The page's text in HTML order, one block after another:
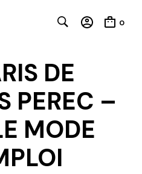
0
DE
PEREC –
MODE